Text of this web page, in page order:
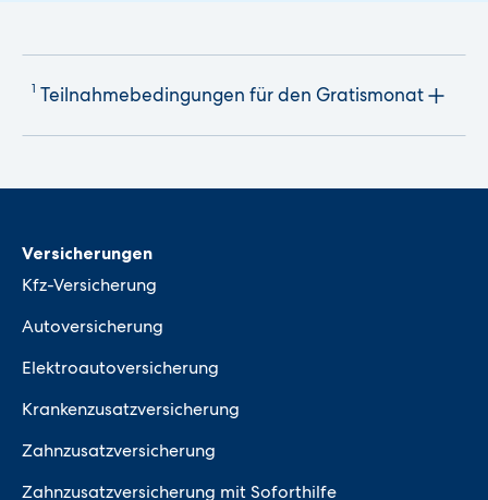
1 Teilnahmebedingungen für den Gratismonat
Versicherungen
Kfz-Versicherung
Autoversicherung
Elektroautoversicherung
Krankenzusatzversicherung
Zahnzusatzversicherung
Zahnzusatzversicherung mit Soforthilfe